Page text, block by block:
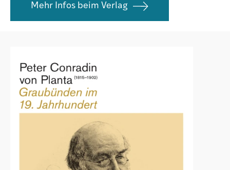
Società
Mehr Infos beim Verlag